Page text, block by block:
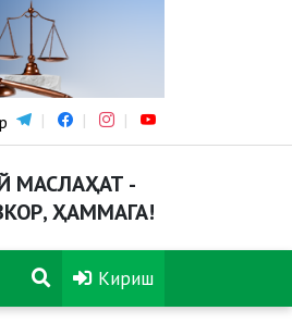
МАСЛАҲАТ -
ҲАММАГА!
Кириш